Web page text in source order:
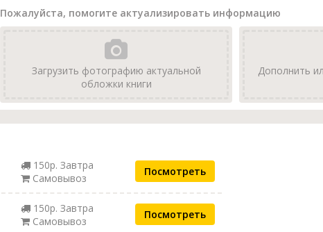
Пожалуйста, помогите актуализировать информацию
Загрузить фотографию актуальной
обложки книги
Дополнить
150р. Завтра
Самовывоз
Посмотреть
150р. Завтра
Самовывоз
Посмотреть